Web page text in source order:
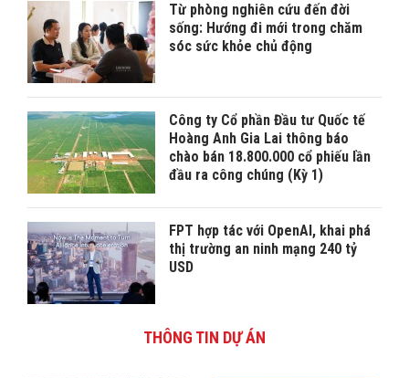
Từ phòng nghiên cứu đến đời
sống: Hướng đi mới trong chăm
sóc sức khỏe chủ động
Công ty Cổ phần Đầu tư Quốc tế
Hoàng Anh Gia Lai thông báo
chào bán 18.800.000 cổ phiếu lần
đầu ra công chúng (Kỳ 1)
FPT hợp tác với OpenAI, khai phá
thị trường an ninh mạng 240 tỷ
USD
THÔNG TIN DỰ ÁN